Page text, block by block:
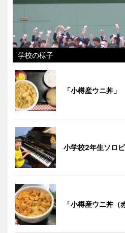
学校の様子
「小樽産ウニ丼」
小学校2年生ソロ
「小樽産ウニ丼（